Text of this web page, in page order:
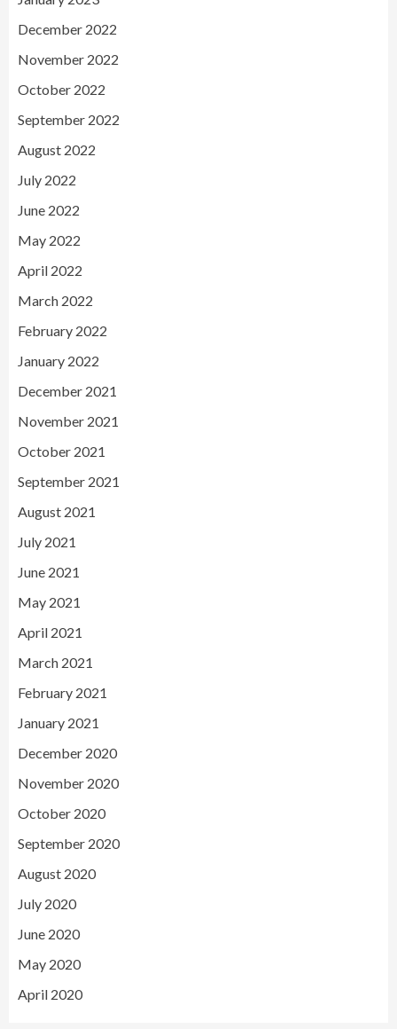
December 2022
November 2022
October 2022
September 2022
August 2022
July 2022
June 2022
May 2022
April 2022
March 2022
February 2022
January 2022
December 2021
November 2021
October 2021
September 2021
August 2021
July 2021
June 2021
May 2021
April 2021
March 2021
February 2021
January 2021
December 2020
November 2020
October 2020
September 2020
August 2020
July 2020
June 2020
May 2020
April 2020